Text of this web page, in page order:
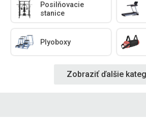
Posilňovacie
stanice
Plyoboxy
Zobraziť ďalšie